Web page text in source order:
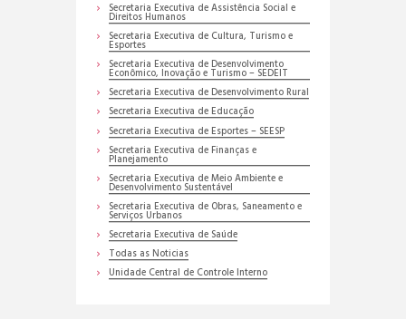
Secretaria Executiva de Assistência Social e
Direitos Humanos
Secretaria Executiva de Cultura, Turismo e
Esportes
Secretaria Executiva de Desenvolvimento
Econômico, Inovação e Turismo – SEDEIT
Secretaria Executiva de Desenvolvimento Rural
Secretaria Executiva de Educação
Secretaria Executiva de Esportes – SEESP
Secretaria Executiva de Finanças e
Planejamento
Secretaria Executiva de Meio Ambiente e
Desenvolvimento Sustentável
Secretaria Executiva de Obras, Saneamento e
Serviços Urbanos
Secretaria Executiva de Saúde
Todas as Noticias
Unidade Central de Controle Interno